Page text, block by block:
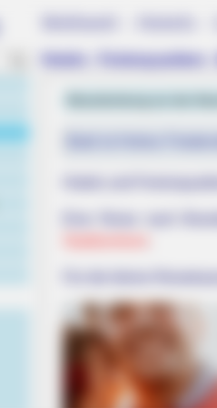
Hides This $1 Generic